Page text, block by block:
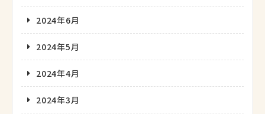
2024年6月
2024年5月
2024年4月
2024年3月